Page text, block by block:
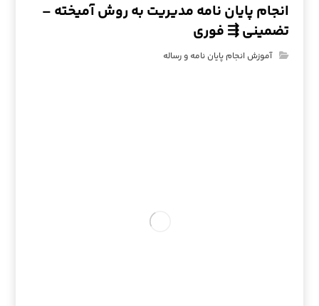
انجام پایان نامه مدیریت به روش آمیخته –
تضمینی ⇶ فوری
آموزش انجام پایان نامه و رساله